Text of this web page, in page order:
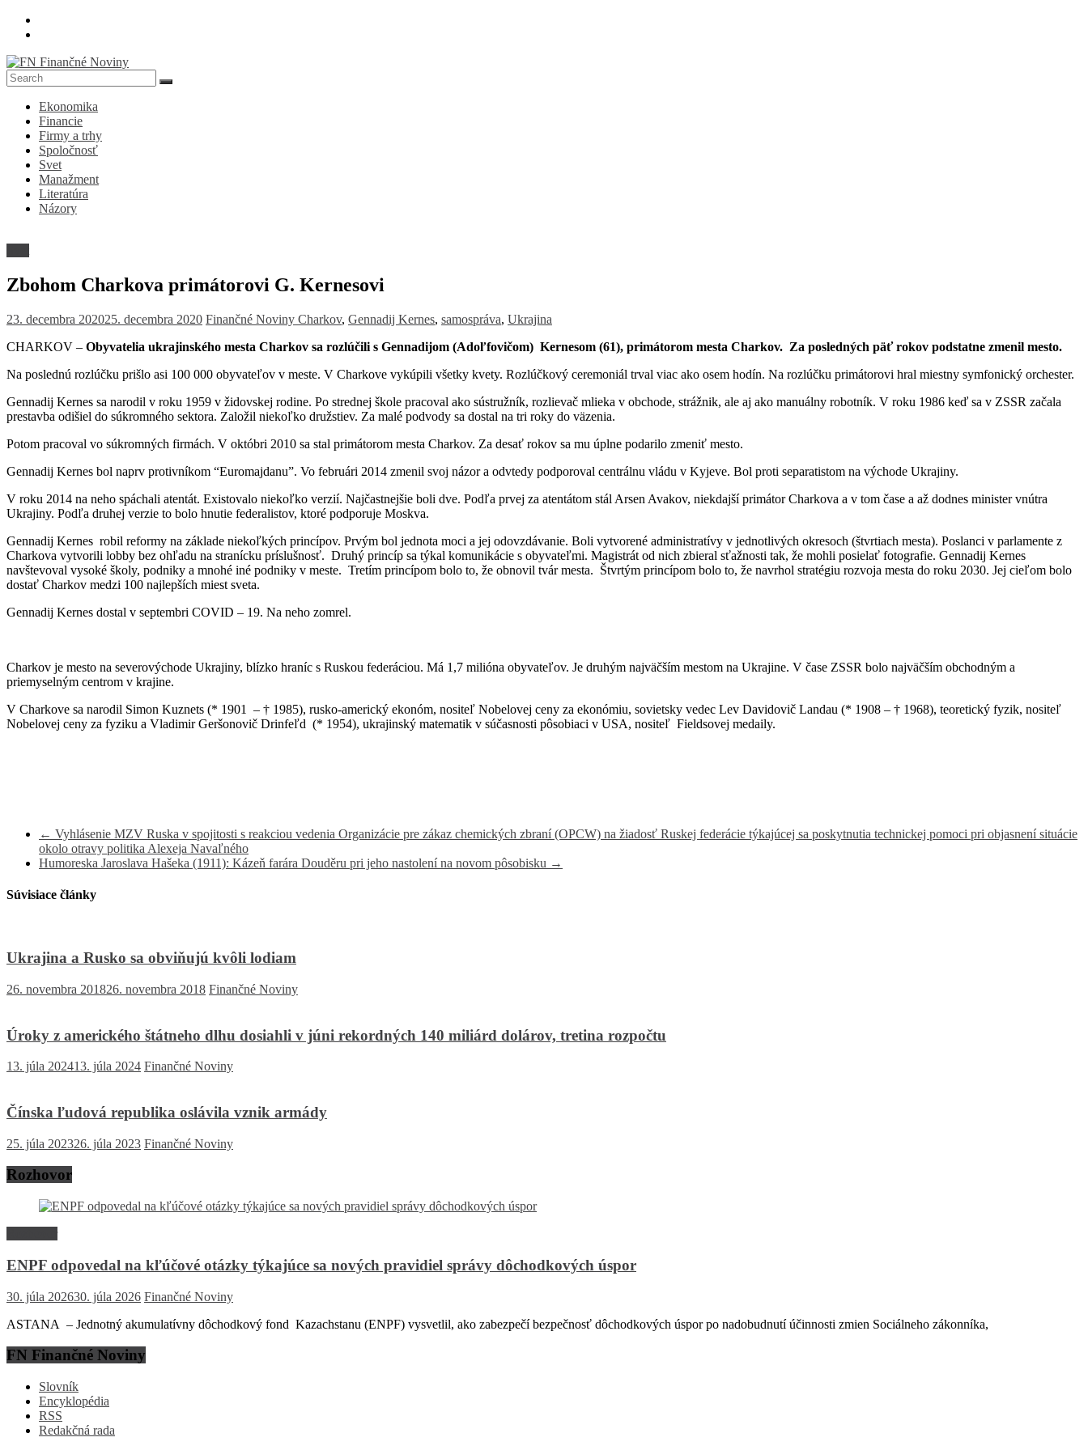
Skip
FN
Finančné
Noviny
Denník
ekonomike
spoločnosti
Ekonomika
Financie
Firmy a trhy
Spoločnosť
Svet
Manažment
Literatúra
Názory
Zbohom Charkova primátorovi G. Kernesovi
23. decembra 202025. decembra 2020 Finančné Noviny Charkov, Gennadij Kernes, samospráva, Ukrajina
CHARKOV – Obyvatelia ukrajinského mesta Charkov sa rozlúčili s Gennadijom (Adoľfovičom) Kernesom (61), primátorom mesta Charkov. Za posledných päť rokov podstatne zmenil mesto.
Na poslednú rozlúčku prišlo asi 100 000 obyvateľov v meste. V Charkove vykúpili všetky kvety. Rozlúčkový ceremoniál trval viac ako osem hodín. Na rozlúčku primátorovi hral miestny symfonický orchester.
Gennadij Kernes sa narodil v roku 1959 v židovskej rodine. Po strednej škole pracoval ako sústružník, rozlievač mlieka v obchode, strážnik, ale aj ako manuálny robotník. V roku 1986 keď sa v ZSSR začala
prestavba odišiel do súkromného sektora. Založil niekoľko družstiev. Za malé podvody sa dostal na tri roky do väzenia.
Potom pracoval vo súkromných firmách. V októbri 2010 sa stal primátorom mesta Charkov. Za desať rokov sa mu úplne podarilo zmeniť mesto.
Gennadij Kernes bol naprv protivníkom “Euromajdanu”. Vo februári 2014 zmenil svoj názor a odvtedy podporoval centrálnu vládu v Kyjeve. Bol proti separatistom na východe Ukrajiny.
V roku 2014 na neho spáchali atentát. Existovalo niekoľko verzií. Najčastnejšie boli dve. Podľa prvej za atentátom stál Arsen Avakov, niekdajší primátor Charkova a v tom čase a až dodnes minister vnútra
Ukrajiny. Podľa druhej verzie to bolo hnutie federalistov, ktoré podporuje Moskva.
Gennadij Kernes robil reformy na základe niekoľkých princípov. Prvým bol jednota moci a jej odovzdávanie. Boli vytvorené administratívy v jednotlivých okresoch (štvrtiach mesta). Poslanci v parlamente z
Charkova vytvorili lobby bez ohľadu na stranícku príslušnosť. Druhý princíp sa týkal komunikácie s obyvateľmi. Magistrát od nich zbieral sťažnosti tak, že mohli posielať fotografie. Gennadij Kernes
navštevoval vysoké školy, podniky a mnohé iné podniky v meste. Tretím princípom bolo to, že obnovil tvár mesta. Štvrtým princípom bolo to, že navrhol stratégiu rozvoja mesta do roku 2030. Jej cieľom bolo
dostať Charkov medzi 100 najlepších miest sveta.
Gennadij Kernes dostal v septembri COVID – 19. Na neho zomrel.
Charkov je mesto na severovýchode Ukrajiny, blízko hraníc s Ruskou federáciou. Má 1,7 milióna obyvateľov. Je druhým najväčším mestom na Ukrajine. V čase ZSSR bolo najväčším obchodným a
priemyselným centrom v krajine.
V Charkove sa narodil Simon Kuznets (* 1901 – † 1985), rusko-americký ekonóm, nositeľ Nobelovej ceny za ekonómiu, sovietsky vedec Lev Davidovič Landau (* 1908 – † 1968), teoretický fyzik, nositeľ
Nobelovej ceny za fyziku a Vladimir Geršonovič Drinfeľd (* 1954), ukrajinský matematik v súčasnosti pôsobiaci v USA, nositeľ Fieldsovej medaily.
← Vyhlásenie MZV Ruska v spojitosti s reakciou vedenia Organizácie pre zákaz chemických zbraní (OPCW) na žiadosť Ruskej federácie týkajúcej sa poskytnutia technickej pomoci pri objasnení situácie
okolo otravy politika Alexeja Navaľného
Humoreska Jaroslava Hašeka (1911): Kázeň farára Douděru pri jeho nastolení na novom pôsobisku →
Súvisiace články
Ukrajina a Rusko sa obviňujú kvôli lodiam
26. novembra 201826. novembra 2018 Finančné Noviny
Úroky z amerického štátneho dlhu dosiahli v júni rekordných 140 miliárd dolárov, tretina rozpočtu
13. júla 202413. júla 2024 Finančné Noviny
Čínska ľudová republika oslávila vznik armády
25. júla 202326. júla 2023 Finančné Noviny
Rozhovor
ENPF odpovedal na kľúčové otázky týkajúce sa nových pravidiel správy dôchodkových úspor
30. júla 202630. júla 2026 Finančné Noviny
ASTANA – Jednotný akumulatívny dôchodkový fond Kazachstanu (ENPF) vysvetlil, ako zabezpečí bezpečnosť dôchodkových úspor po nadobudnutí účinnosti zmien Sociálneho zákonníka,
FN Finančné Noviny
Slovník
Encyklopédia
RSS
Redakčná rada